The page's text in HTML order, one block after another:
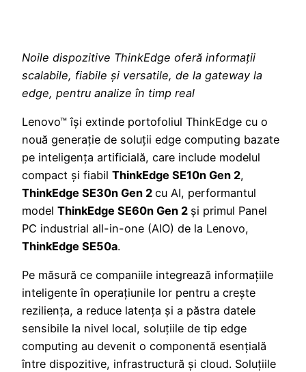
Noile dispozitive ThinkEdge oferă informații
scalabile, fiabile și versatile, de la gateway la
edge, pentru analize în timp real
Lenovo™ își extinde portofoliul ThinkEdge cu o
nouă generație de soluții edge computing bazate
pe inteligența artificială, care include modelul
compact și fiabil ThinkEdge SE10n Gen 2,
ThinkEdge SE30n Gen 2 cu AI, performantul
model ThinkEdge SE60n Gen 2 și primul Panel
PC industrial all-in-one (AIO) de la Lenovo,
ThinkEdge SE50a.
Pe măsură ce companiile integrează informațiile
inteligente în operațiunile lor pentru a crește
reziliența, a reduce latența și a păstra datele
sensibile la nivel local, soluțiile de tip edge
computing au devenit o componentă esențială
între dispozitive, infrastructură și cloud. Soluțiile